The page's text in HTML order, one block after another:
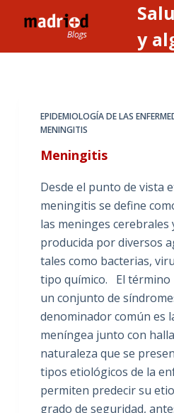
l
y
EPIDEMIOLOGÍA DE LAS
MENINGITIS
Meningitis
Desde el punto de vista
meningitis se define
las meninges cerebrales
producida por diversos
tales como bacterias,
tipo químico. El término
un conjunto de
denominador común es
meníngea junto con
naturaleza que se
tipos etiológicos de la
permiten predecir su
grado de seguridad,